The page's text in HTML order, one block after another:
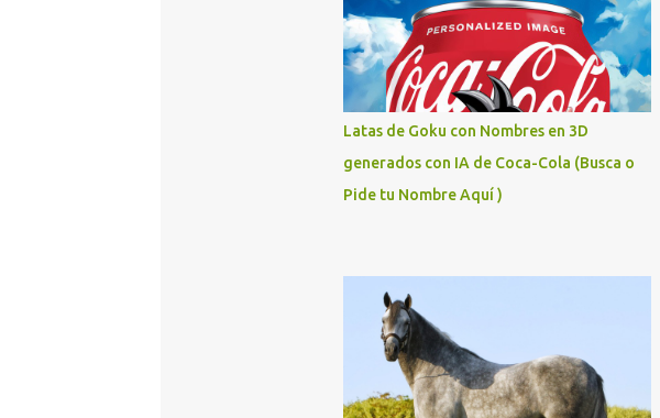
Latas de Goku con Nombres en 3D
generados con IA de Coca-Cola (Busca o
Pide tu Nombre Aquí )